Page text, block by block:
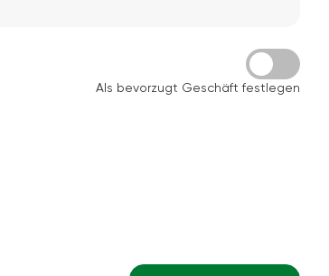
Als bevorzugt Geschäft festlegen